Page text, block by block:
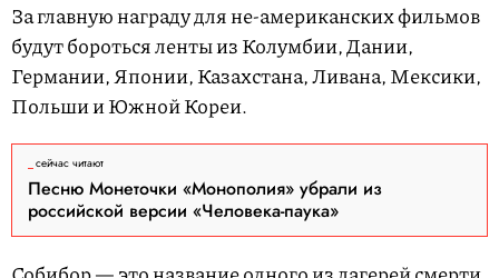
За главную награду для не-американских фильмов
будут бороться ленты из Колумбии, Дании,
Германии, Японии, Казахстана, Ливана, Мексики,
Польши и Южной Кореи.
сейчас читают
Песню Монеточки «Монополия» убрали из
российской версии «Человека-паука»